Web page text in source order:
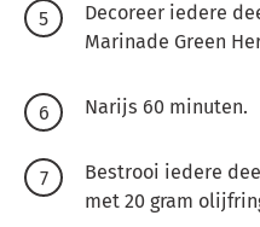
Decoreer iedere
Marinade Green
Narijs 60 minuten.
Bestrooi iedere
met 20 gram